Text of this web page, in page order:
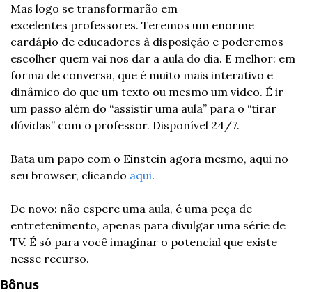
Mas logo se transformarão em
excelentes professores. Teremos um enorme
cardápio de educadores à disposição e poderemos
escolher quem vai nos dar a aula do dia. E melhor: em
forma de conversa, que é muito mais interativo e
dinâmico do que um texto ou mesmo um vídeo. É ir
um passo além do “assistir uma aula” para o “tirar
dúvidas” com o professor. Disponível 24/7.
Bata um papo com o Einstein agora mesmo, aqui no
seu browser, clicando aqui.
De novo: não espere uma aula, é uma peça de
entretenimento, apenas para divulgar uma série de
TV. É só para você imaginar o potencial que existe
nesse recurso.
Bônus